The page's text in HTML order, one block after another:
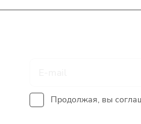
Продолжая, вы